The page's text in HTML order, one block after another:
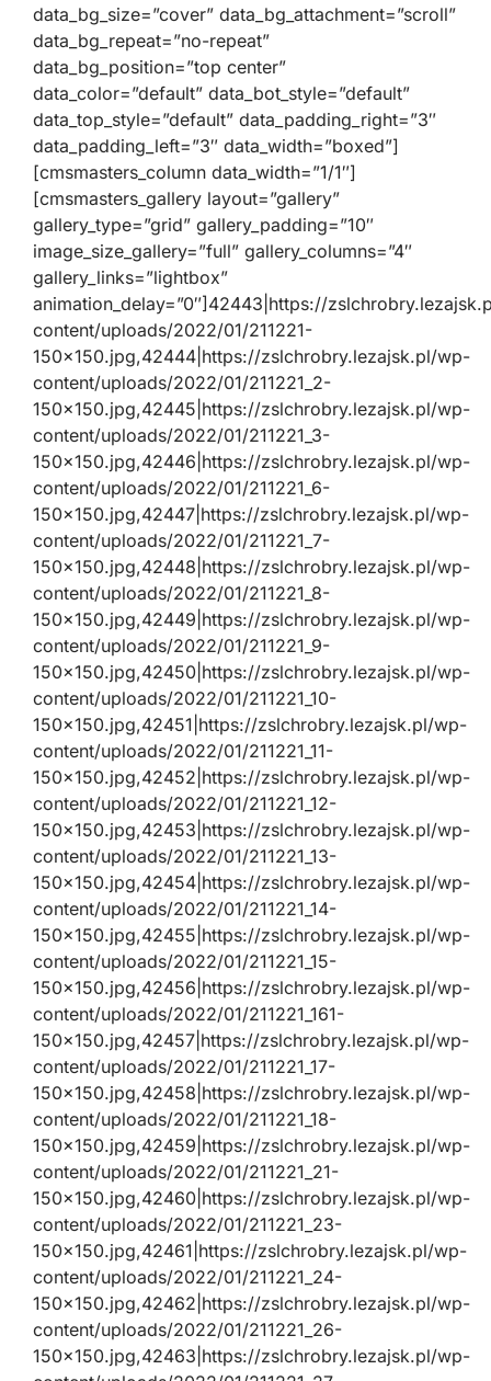
data_bg_size=”cover” data_bg_attachment=”scroll”
data_bg_repeat=”no-repeat”
data_bg_position=”top center”
data_color=”default” data_bot_style=”default”
data_top_style=”default” data_padding_right=”3″
data_padding_left=”3″ data_width=”boxed”]
[cmsmasters_column data_width=”1/1″]
[cmsmasters_gallery layout=”gallery”
gallery_type=”grid” gallery_padding=”10″
image_size_gallery=”full” gallery_columns=”4″
gallery_links=”lightbox”
animation_delay=”0″]42443|https://
content/uploads/2022/01/211221-
150×150.jpg,42444|https://zslchrobry.lezajsk.pl/wp-
content/uploads/2022/01/211221_2-
150×150.jpg,42445|https://zslchrobry.lezajsk.pl/wp-
content/uploads/2022/01/211221_3-
150×150.jpg,42446|https://zslchrobry.lezajsk.pl/wp-
content/uploads/2022/01/211221_6-
150×150.jpg,42447|https://zslchrobry.lezajsk.pl/wp-
content/uploads/2022/01/211221_7-
150×150.jpg,42448|https://zslchrobry.lezajsk.pl/wp-
content/uploads/2022/01/211221_8-
150×150.jpg,42449|https://zslchrobry.lezajsk.pl/wp-
content/uploads/2022/01/211221_9-
150×150.jpg,42450|https://zslchrobry.lezajsk.pl/wp-
content/uploads/2022/01/211221_10-
150×150.jpg,42451|https://zslchrobry.lezajsk.pl/wp-
content/uploads/2022/01/211221_11-
150×150.jpg,42452|https://zslchrobry.lezajsk.pl/wp-
content/uploads/2022/01/211221_12-
150×150.jpg,42453|https://zslchrobry.lezajsk.pl/wp-
content/uploads/2022/01/211221_13-
150×150.jpg,42454|https://zslchrobry.lezajsk.pl/wp-
content/uploads/2022/01/211221_14-
150×150.jpg,42455|https://zslchrobry.lezajsk.pl/wp-
content/uploads/2022/01/211221_15-
150×150.jpg,42456|https://zslchrobry.lezajsk.pl/wp-
content/uploads/2022/01/211221_161-
150×150.jpg,42457|https://zslchrobry.lezajsk.pl/wp-
content/uploads/2022/01/211221_17-
150×150.jpg,42458|https://zslchrobry.lezajsk.pl/wp-
content/uploads/2022/01/211221_18-
150×150.jpg,42459|https://zslchrobry.lezajsk.pl/wp-
content/uploads/2022/01/211221_21-
150×150.jpg,42460|https://zslchrobry.lezajsk.pl/wp-
content/uploads/2022/01/211221_23-
150×150.jpg,42461|https://zslchrobry.lezajsk.pl/wp-
content/uploads/2022/01/211221_24-
150×150.jpg,42462|https://zslchrobry.lezajsk.pl/wp-
content/uploads/2022/01/211221_26-
150×150.jpg,42463|https://zslchrobry.lezajsk.pl/wp-